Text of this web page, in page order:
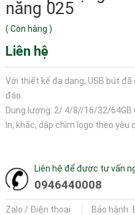
năng 025
( Còn hàng )
Liên hệ
Với thiết kế đa dạng, USB bút
đáo.
Dung lượng: 2/ 4/8//16/32/64GB
In, khắc, dập chìm logo theo yêu
Liên hệ để được tư vấn
0946440008
Zalo / Điện thoại Bảo hành: